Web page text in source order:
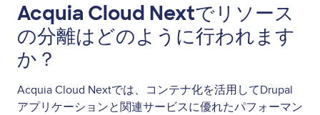
Acquia Cloud Nextでリソース
の分離はどのように行われます
か？
Acquia Cloud Nextでは、コンテナ化を活用してDrupal
アプリケーションと関連サービスに優れたパフォーマン